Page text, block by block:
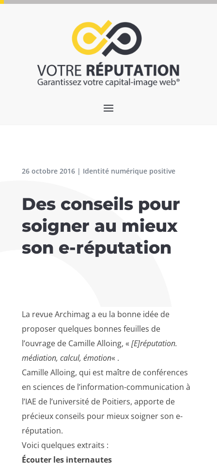
26 octobre 2016| Identité numérique positive
Des conseils pour
soigner au mieux
son e-réputation
La revue Archimag a eu la bonne idée de
proposer quelques bonnes feuilles de
l’ouvrage de Camille Alloing, « [E]réputation.
médiation, calcul, émotion« .
Camille Alloing, qui est maître de conférences
en sciences de l’information-communication à
l’IAE de l’université de Poitiers, apporte de
précieux conseils pour mieux soigner son e-
réputation.
Voici quelques extraits :
Écouter les internautes